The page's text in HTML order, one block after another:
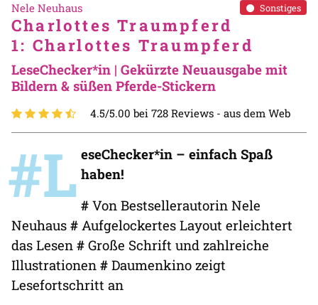
Sonstiges
Nele Neuhaus
Charlottes Traumpferd
1: Charlottes Traumpferd
LeseChecker*in | Gekürzte Neuausgabe mit
Bildern & süßen Pferde-Stickern
4.5/5.00 bei 728 Reviews - aus dem Web
#L eseChecker*in – einfach Spaß
haben!
# Von Bestsellerautorin Nele
Neuhaus # Aufgelockertes Layout erleichtert
das Lesen # Große Schrift und zahlreiche
Illustrationen # Daumenkino zeigt
Lesefortschritt an